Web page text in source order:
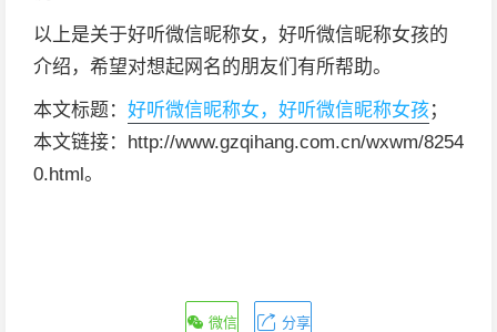
以上是关于好听微信昵称女，好听微信昵称女孩的
介绍，希望对想起网名的朋友们有所帮助。
本文标题： 好听微信昵称女，好听微信昵称女孩；
本文链接：http://www.gzqihang.com.cn/wxwm/8254
0.html。
微信 分享